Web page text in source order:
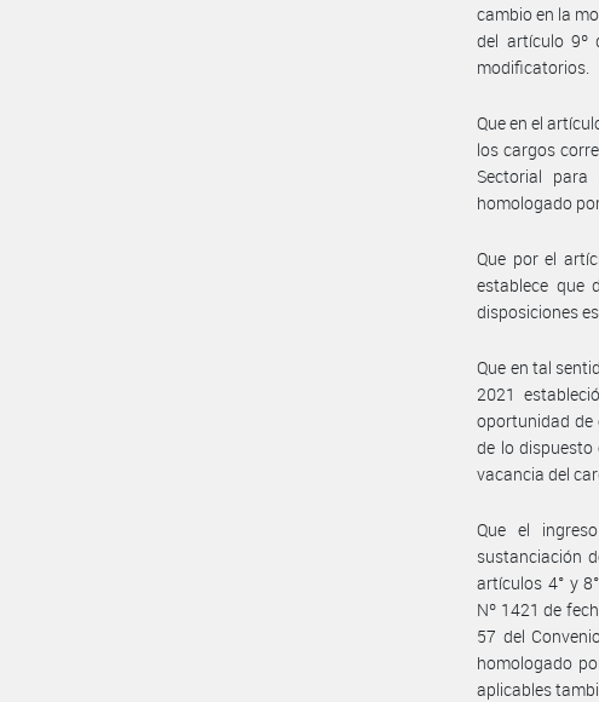
cambio en la
del artículo 9º
modificatorios.
Que en el
los cargos
Sectorial para
homologado
Que por el
establece que
disposiciones
Que en tal
2021
oportunidad de
de lo dispuesto
vacancia del
Que el
sustanciación
artículos 4° y
Nº 1421 de
57 del
homologado
aplicables